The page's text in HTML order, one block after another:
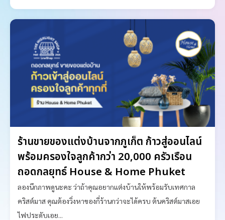
ร้านขายของแต่งบ้านจากภูเก็ต ก้าวสู่ออนไลน์
พร้อมครองใจลูกค้ากว่า 20,000 ครัวเรือน
ถอดกลยุทธ์ House & Home Phuket
ลองนึกภาพดูนะคะ ว่าถ้าคุณอยากแต่งบ้านให้พร้อมรับเทศกาล
คริสต์มาส คุณต้องวิ่งหาของกี่ร้านกว่าจะได้ครบ ต้นคริสต์มาสเอย
ไฟประดับเอย...